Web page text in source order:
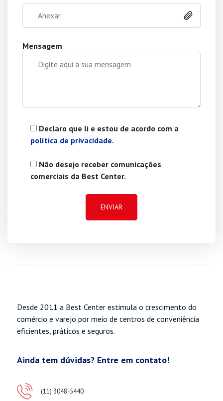
Anexar
Mensagem
Declaro que li e estou de acordo com a
política de privacidade.
Não desejo receber comunicações
comerciais da Best Center.
Desde 2011 a Best Center estimula o crescimento do
comércio e varejo por meio de centros de conveniência
eficientes, práticos e seguros.
Ainda tem dúvidas? Entre em contato!
(11) 3048-5440